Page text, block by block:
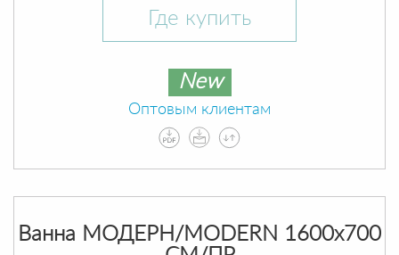
Где купить
New
Оптовым клиентам
Ванна МОДЕРН/MODERN 1600х700